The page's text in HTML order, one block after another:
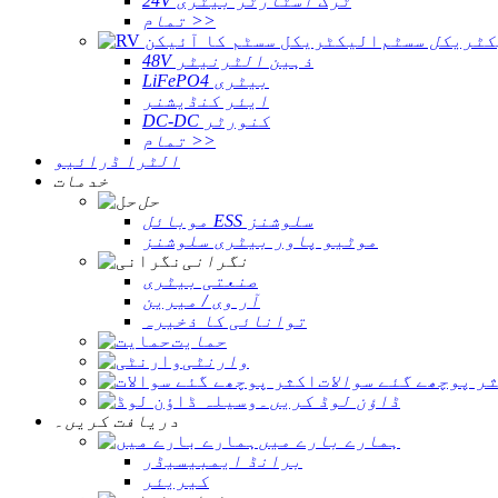
تمام >>
سسٹم
48V ذہین الٹرنیٹر
LiFePO4 بیٹری
ایئر کنڈیشنر
DC-DC کنورٹر
تمام >>
الٹرا ڈرائیو
خدمات
حل
موبائل ESS سلوشنز
موٹیو پاور بیٹری سلوشنز
نگرانی
صنعتی بیٹری
آر وی / میرین
توانائی کا ذخیرہ
حمایت
وارنٹی
پوچھے گئے سوالات
ڈاؤن لوڈ کریں۔
دریافت کریں۔
ہمارے بارے میں
برانڈ ایمبیسیڈر
کیریئر